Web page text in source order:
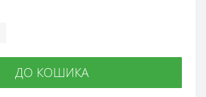
ДО КОШИКА